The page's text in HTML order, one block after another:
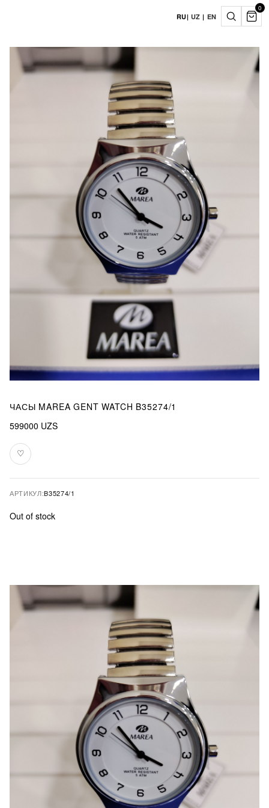
RU| UZ | EN
0
ЧАСЫ MAREA GENT WATCH B35274/1
599000 UZS
♡
В
избранное
АРТИКУЛ:B35274/1
Out of stock